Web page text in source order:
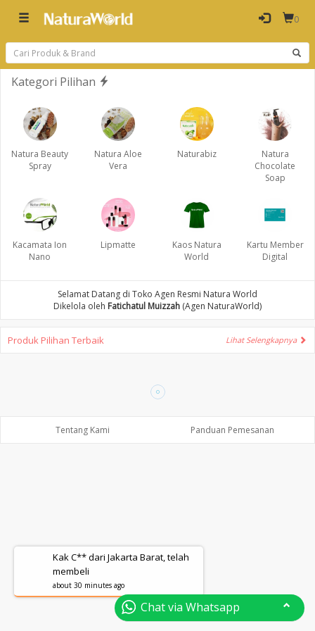
0
Kategori Pilihan
Natura Beauty
Spray
Natura Aloe
Vera
Naturabiz
Natura
Chocolate
Soap
Kacamata Ion
Nano
Lipmatte
Kaos Natura
World
Kartu Member
Digital
Selamat Datang di Toko Agen Resmi Natura World
Dikelola oleh Fatichatul Muizzah (Agen NaturaWorld)
Produk Pilihan Terbaik Lihat Selengkapnya
Tentang Kami Panduan Pemesanan
Chat via Whatsapp
Kak C** dari Jakarta Barat, telah
membeli
about 30 minutes ago